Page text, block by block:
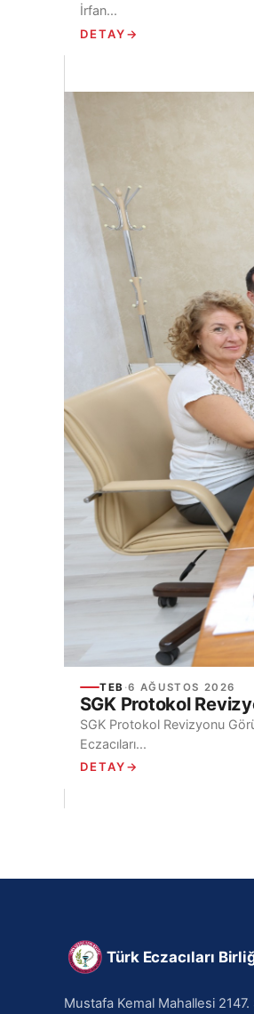
İrfan...
DETAY→
TEB ·6 AĞUSTOS 2026
SGK Protokol
SGK Protokol Revizyonu
Eczacıları...
DETAY→
Türk Eczacıları
Mustafa Kemal Mahallesi 2147.